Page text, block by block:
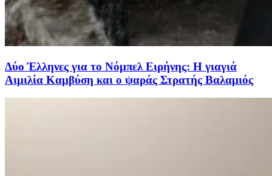
Δύο Έλληνες για το Νόμπελ Ειρήνης: Η γιαγιά
Αιμιλία Καμβύση και ο ψαράς Στρατής Βαλαμιός